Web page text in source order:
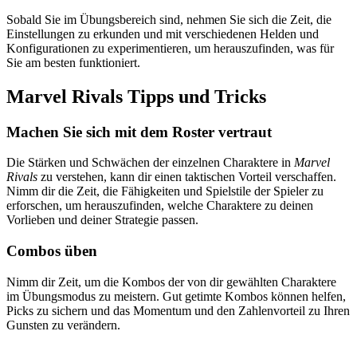
Sobald Sie im Übungsbereich sind, nehmen Sie sich die Zeit, die
Einstellungen zu erkunden und mit verschiedenen Helden und
Konfigurationen zu experimentieren, um herauszufinden, was für
Sie am besten funktioniert.
Marvel Rivals Tipps und Tricks
Machen Sie sich mit dem Roster vertraut
Die Stärken und Schwächen der einzelnen Charaktere in Marvel
Rivals zu verstehen, kann dir einen taktischen Vorteil verschaffen.
Nimm dir die Zeit, die Fähigkeiten und Spielstile der Spieler zu
erforschen, um herauszufinden, welche Charaktere zu deinen
Vorlieben und deiner Strategie passen.
Combos üben
Nimm dir Zeit, um die Kombos der von dir gewählten Charaktere
im Übungsmodus zu meistern. Gut getimte Kombos können helfen,
Picks zu sichern und das Momentum und den Zahlenvorteil zu Ihren
Gunsten zu verändern.